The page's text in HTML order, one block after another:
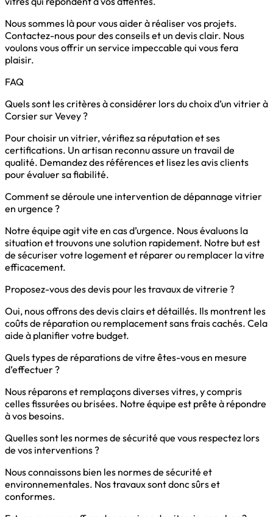
Nous sommes là pour vous aider à réaliser vos projets.
Contactez-nous pour des conseils et un devis clair. Nous
voulons vous offrir un service impeccable qui vous fera
plaisir.
FAQ
Quels sont les critères à considérer lors du choix d’un vitrier à
Corsier sur Vevey ?
Pour choisir un vitrier, vérifiez sa réputation et ses
certifications. Un artisan reconnu assure un travail de
qualité. Demandez des références et lisez les avis clients
pour évaluer sa fiabilité.
Comment se déroule une intervention de dépannage vitrier
en urgence ?
Notre équipe agit vite en cas d’urgence. Nous évaluons la
situation et trouvons une solution rapidement. Notre but est
de sécuriser votre logement et réparer ou remplacer la vitre
efficacement.
Proposez-vous des devis pour les travaux de vitrerie ?
Oui, nous offrons des devis clairs et détaillés. Ils montrent les
coûts de réparation ou remplacement sans frais cachés. Cela
aide à planifier votre budget.
Quels types de réparations de vitre êtes-vous en mesure
d’effectuer ?
Nous réparons et remplaçons diverses vitres, y compris
celles fissurées ou brisées. Notre équipe est prête à répondre
à vos besoins.
Quelles sont les normes de sécurité que vous respectez lors
de vos interventions ?
Nous connaissons bien les normes de sécurité et
environnementales. Nos travaux sont donc sûrs et
conformes.